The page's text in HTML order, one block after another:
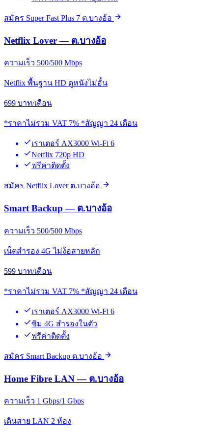
สมัคร Super Fast Plus 7 ต.บางอ้อ
Netflix Lover — ต.บางอ้อ
ความเร็ว 500/500 Mbps
Netflix พื้นฐาน HD ดูหนังไม่อั้น
699 บาท/เดือน
*ราคาไม่รวม VAT 7% *สัญญา 24 เดือน
เราเตอร์ AX3000 Wi-Fi 6
Netflix 720p HD
ฟรีค่าติดตั้ง
สมัคร Netflix Lover ต.บางอ้อ
Smart Backup — ต.บางอ้อ
ความเร็ว 500/500 Mbps
เน็ตสำรอง 4G ไม่ง้อสายหลัก
599 บาท/เดือน
*ราคาไม่รวม VAT 7% *สัญญา 24 เดือน
เราเตอร์ AX3000 Wi-Fi 6
ซิม 4G สำรองในตัว
ฟรีค่าติดตั้ง
สมัคร Smart Backup ต.บางอ้อ
Home Fibre LAN — ต.บางอ้อ
ความเร็ว 1 Gbps/1 Gbps
เดินสาย LAN 2 ห้อง